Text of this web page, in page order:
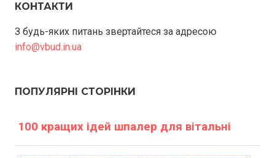
КОНТАКТИ
З будь-яких питань звертайтеся за адресою
info@vbud.in.ua
ПОПУЛЯРНІ СТОРІНКИ
100 кращих ідей шпалер для вітальні